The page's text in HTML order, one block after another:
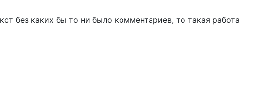
без каких бы то ни было комментариев, то такая работа